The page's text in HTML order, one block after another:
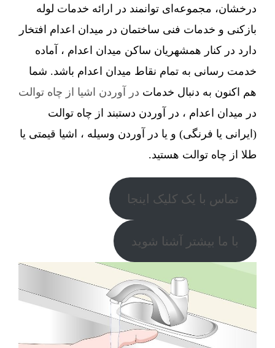
درخشان، مجموعه‌ای توانمند در ارائه خدمات لوله
بازکنی و خدمات فنی ساختمان در میدان اعدام افتخار
دارد در کنار همشهریان ساکن میدان اعدام ، آماده
خدمت رسانی به تمام نقاط میدان اعدام باشد. شما
هم اکنون به دنبال خدمات در آوردن اشیا از چاه توالت
در میدان اعدام ، در آوردن دستبند از چاه توالت
(ایرانی یا فرنگی) و یا در آوردن وسیله ، اشیا قیمتی یا
طلا از چاه توالت هستید.
تماس با یک کلیک اینجا
با ما بیشتر آشنا شوید